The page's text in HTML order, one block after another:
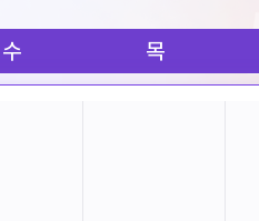
수 목